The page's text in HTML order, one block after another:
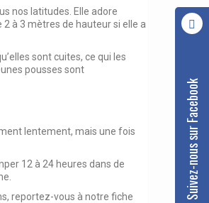
Suivez-nous sur Facebook
nos latitudes. Elle adore
2 à 3 mètres de hauteur si elle a
sont cuites, ce qui les
pousses sont
lentement, mais une fois
12 à 24 heures dans de
reportez-vous à notre fiche